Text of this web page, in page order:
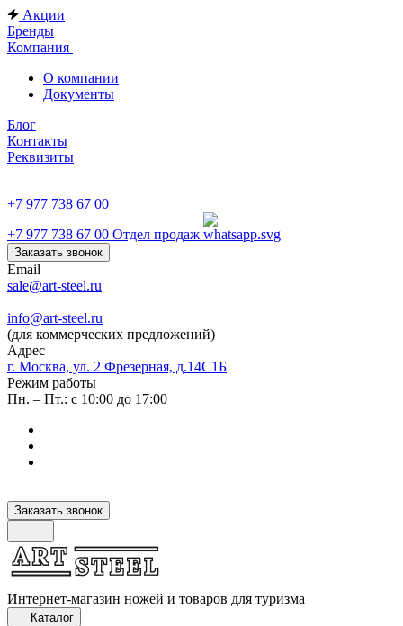
Акции
Бренды
Компания
О компании
Документы
Блог
Контакты
Реквизиты
+7 977 738 67 00
+7 977 738 67 00 Отдел продаж
Заказать звонок
Email
sale@art-steel.ru
info@art-steel.ru
(для коммерческих предложений)
Адрес
г. Москва, ул. 2 Фрезерная, д.14С1Б
Режим работы
Пн. – Пт.: с 10:00 до 17:00
Заказать звонок
Интернет-магазин ножей и товаров для туризма
Каталог